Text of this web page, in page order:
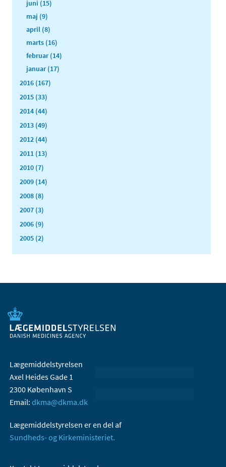
juni (15)
maj (9)
april (8)
marts (16)
februar (14)
januar (17)
2016 (167)
2015 (33)
2014 (44)
2013 (49)
2012 (44)
2011 (13)
2010 (7)
2009 (14)
2008 (8)
2007 (3)
2006 (9)
2005 (2)
Lægemiddelstyrelsen
Axel Heides Gade 1
2300 København S
Email: dkma@dkma.dk
Lægemiddelstyrelsen er en del af
Sundheds- og Kirkeministeriet.